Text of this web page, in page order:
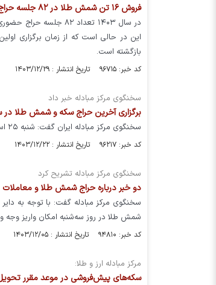
فروش ۱۶ تن شمش طلا در ۸۲ جلسه حراج در سال ۱۴۰۳
بازگشته است.
کد خبر: ۹۶۷۱۵ تاریخ انتشار : ۱۴۰۳/۱۲/۲۹
سخنگوی مرکز مبادله خبر داد
برگزاری آخرین حراج سکه و شمش طلا در سال جاری
سخنگوی مرکز مبادله ایران گفت: شنبه ۲۵ اسفندماه آخرین جلسات حراج سکه طلا و شمش طلا در سال ۱۴۰۳ در مرکز مبادله ایران برگزار می‌شود.
کد خبر: ۹۶۲۱۷ تاریخ انتشار : ۱۴۰۳/۱۲/۲۲
سخنگوی مرکز مبادله تشریح کرد
دو خبر درباره حراج شمش طلا و معاملات
سخنگوی مرکز مبادله گفت: با توجه به
شمش طلا در روز سه‌شنبه امکان واریز وجه
کد خبر: ۹۴۸۱۰ تاریخ انتشار : ۱۴۰۳/۱۲/۰۵
مرکز مبادله ارز و طلا:
سکه‌های پیش‌فروشی در موعد مقرر